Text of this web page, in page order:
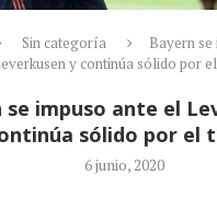
Sin categoría
Bayern
y continúa sólido por
se impuso ante el
sólido por el
6 junio, 2020